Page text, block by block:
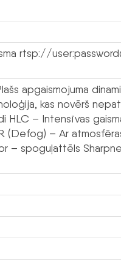
rtsp://
apgaismojuma
kas novērš
– Intensīvas
(Defog) – Ar
– spoguļattēls